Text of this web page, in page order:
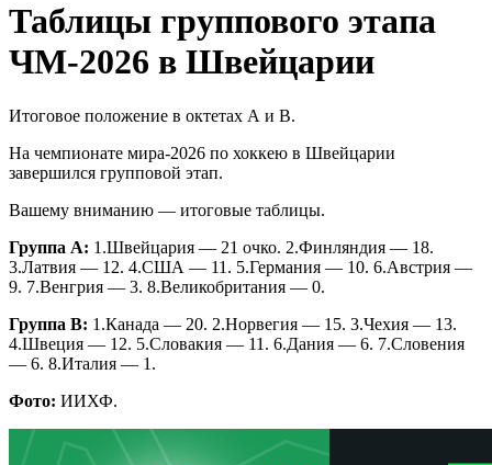
Таблицы группового этапа
ЧМ-2026 в Швейцарии
Итоговое положение в октетах А и В.
На чемпионате мира-2026 по хоккею в Швейцарии
завершился групповой этап.
Вашему вниманию — итоговые таблицы.
Группа А: 1.Швейцария — 21 очко. 2.Финляндия — 18.
3.Латвия — 12. 4.США — 11. 5.Германия — 10. 6.Австрия —
9. 7.Венгрия — 3. 8.Великобритания — 0.
Группа В: 1.Канада — 20. 2.Норвегия — 15. 3.Чехия — 13.
4.Швеция — 12. 5.Словакия — 11. 6.Дания — 6. 7.Словения
— 6. 8.Италия — 1.
Фото: ИИХФ.